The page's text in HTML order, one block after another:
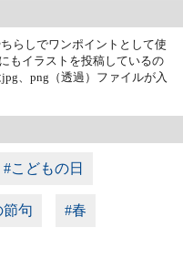
らしでワンポイントとして使
もイラストを投稿しているの
、png（透過）ファイルが入
#こどもの日
節句 #春